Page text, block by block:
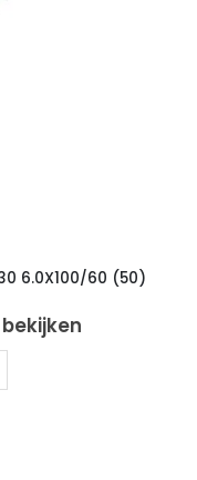
30 6.0X100/60 (50)